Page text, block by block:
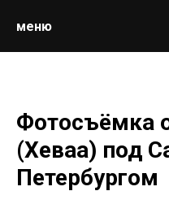
меню
Фотосъёмка
(Хеваа) под
Петербургом